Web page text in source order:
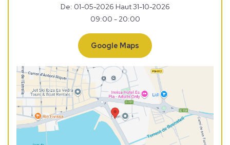
De: 01-05-2026 Haut 31-10-2026
09:00 - 20:00
Google Maps